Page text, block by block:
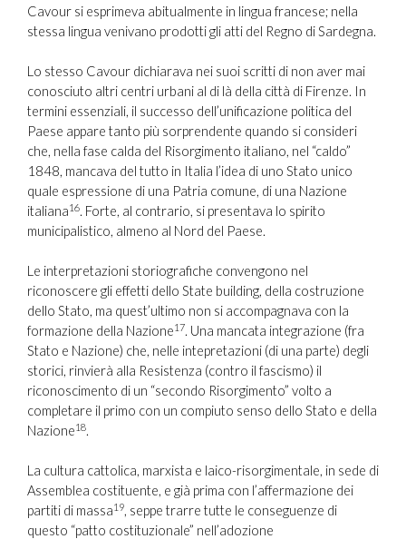
Cavour si esprimeva abitualmente in lingua francese; nella
stessa lingua venivano prodotti gli atti del Regno di Sardegna.
Lo stesso Cavour dichiarava nei suoi scritti di non aver mai
conosciuto altri centri urbani al di là della città di Firenze. In
termini essenziali, il successo dell’unificazione politica del
Paese appare tanto più sorprendente quando si consideri
che, nella fase calda del Risorgimento italiano, nel “caldo”
1848, mancava del tutto in Italia l’idea di uno Stato unico
quale espressione di una Patria comune, di una Nazione
italiana16. Forte, al contrario, si presentava lo spirito
municipalistico, almeno al Nord del Paese.
Le interpretazioni storiografiche convengono nel
riconoscere gli effetti dello State building, della costruzione
dello Stato, ma quest’ultimo non si accompagnava con la
formazione della Nazione17. Una mancata integrazione (fra
Stato e Nazione) che, nelle intepretazioni (di una parte) degli
storici, rinvierà alla Resistenza (contro il fascismo) il
riconoscimento di un “secondo Risorgimento” volto a
completare il primo con un compiuto senso dello Stato e della
Nazione18.
La cultura cattolica, marxista e laico-risorgimentale, in sede di
Assemblea costituente, e già prima con l’affermazione dei
partiti di massa19, seppe trarre tutte le conseguenze di
questo “patto costituzionale” nell’adozione